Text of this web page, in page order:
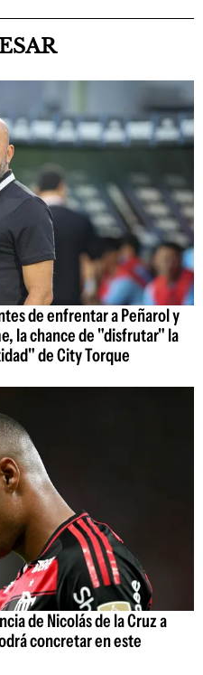
de enfrentar a Peñarol y
la chance de "disfrutar" la
de City Torque
de Nicolás de la Cruz a
concretar en este